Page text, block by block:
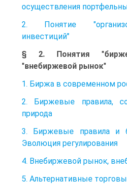
осуществления
2. Понятие
инвестиций"
§ 2. Понятия
"внебиржевой рынок"
1. Биржа в современном
2. Биржевые правила,
природа
3. Биржевые правила и
Эволюция регулирования
4. Внебиржевой рынок,
5. Альтернативные